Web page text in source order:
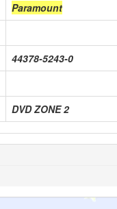
Paramount
44378-5243-0
DVD ZONE 2